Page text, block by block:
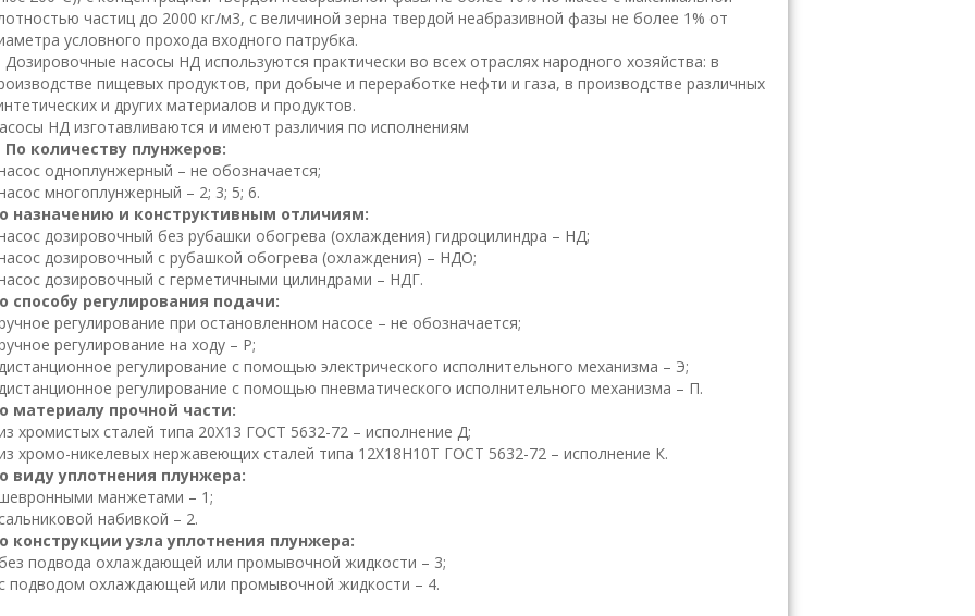
частиц до 2000 кг/м3, с величиной зерна твердой неабразивной фазы не более 1% от
условного прохода входного патрубка.
насосы НД используются практически во всех отраслях народного хозяйства: в
пищевых продуктов, при добыче и переработке нефти и газа, в производстве различных
и других материалов и продуктов.
НД изготавливаются и имеют различия по исполнениям
По количеству плунжеров:
одноплунжерный – не обозначается;
многоплунжерный – 2; 3; 5; 6.
назначению и конструктивным отличиям:
дозировочный без рубашки обогрева (охлаждения) гидроцилиндра – НД;
дозировочный с рубашкой обогрева (охлаждения) – НДО;
дозировочный с герметичными цилиндрами – НДГ.
способу регулирования подачи:
регулирование при остановленном насосе – не обозначается;
регулирование на ходу – Р;
регулирование с помощью электрического исполнительного механизма – Э;
регулирование с помощью пневматического исполнительного механизма – П.
материалу прочной части:
хромистых сталей типа 20Х13 ГОСТ 5632-72 – исполнение Д;
хромо-никелевых нержавеющих сталей типа 12Х18Н10Т ГОСТ 5632-72 – исполнение К.
виду уплотнения плунжера:
манжетами – 1;
набивкой – 2.
конструкции узла уплотнения плунжера:
подвода охлаждающей или промывочной жидкости – 3;
подводом охлаждающей или промывочной жидкости – 4.